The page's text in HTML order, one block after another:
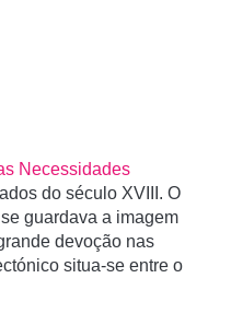
Necessidades
do século XVIII. O
guardava a imagem
devoção nas
situa-se entre o